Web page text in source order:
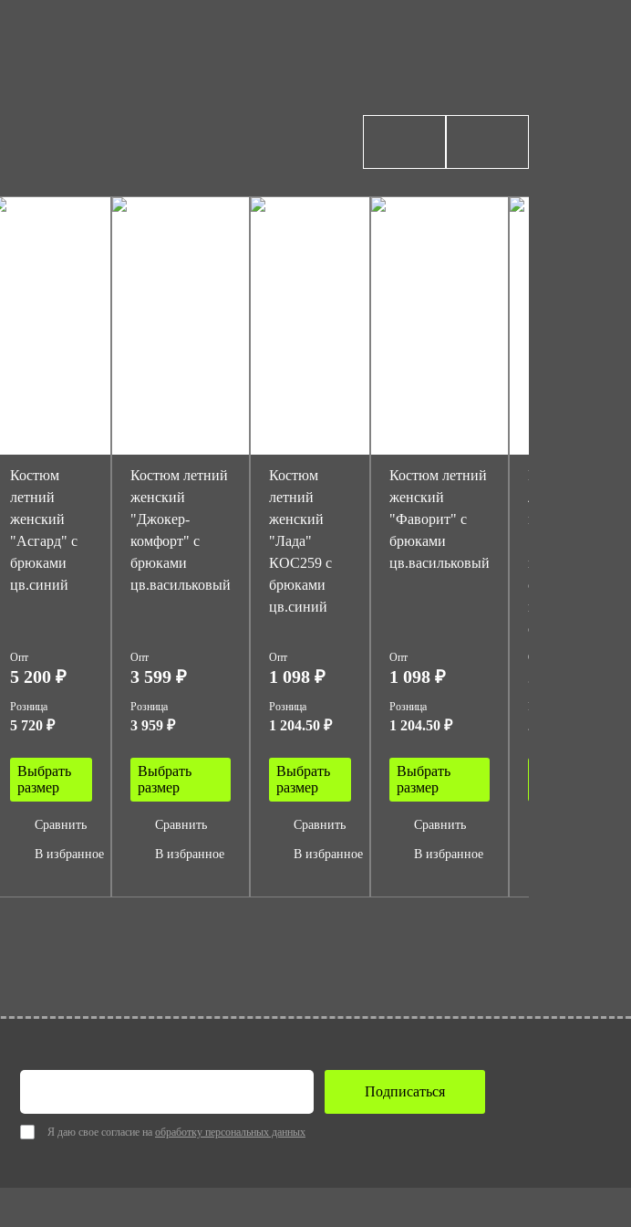
Костюм
летний
женский
"Асгард" с
брюками
цв.синий
Опт
5 200 ₽
Розница
5 720 ₽
Выбрать
размер
Сравнить
В избранное
Костюм летний
женский
"Джокер-
комфорт" с
брюками
цв.васильковый
Опт
3 599 ₽
Розница
3 959 ₽
Выбрать
размер
Сравнить
В избранное
Костюм
летний
женский
"Лада"
КОС259 с
брюками
цв.синий
Опт
1 098 ₽
Розница
1 204.50 ₽
Выбрать
размер
Сравнить
В избранное
Костюм летний
женский
"Фаворит" с
брюками
цв.васильковый
Опт
1 098 ₽
Розница
1 204.50 ₽
Выбрать
размер
Сравнить
В избранное
Костюм
летний
мужской
п/к цв.синий
с
васильковой
отделкой
Опт
2 318 ₽
Розница
2 550 ₽
Я даю свое согласие на обработку персональных данных
Подписаться